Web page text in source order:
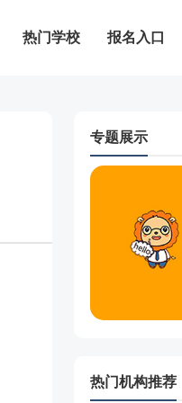
热门学校 报名入口
专题展示
热门机构推荐